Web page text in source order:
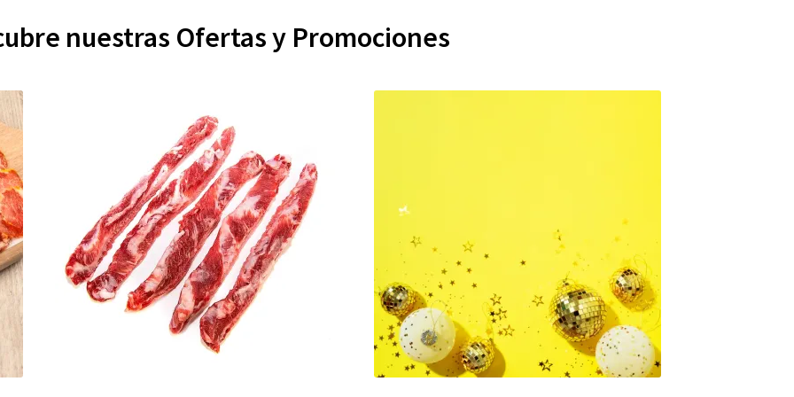
nuestras Ofertas y Promociones